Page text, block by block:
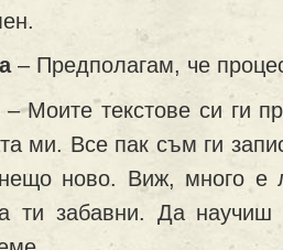
– Предполагам, че
– Моите текстове си ги
ми. Все пак съм ги
ново. Виж, много е
ти забавни. Да